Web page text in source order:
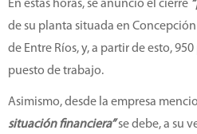
En estas horas, se anunció el cierre
de su planta situada en
de Entre Ríos, y, a partir de esto,
puesto de trabajo.
Asimismo, desde la empresa
situación financiera”se debe, a su